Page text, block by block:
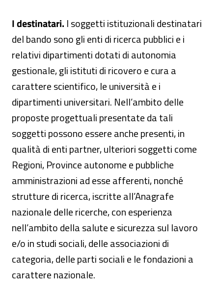
I destinatari. I soggetti istituzionali destinatari
del bando sono gli enti di ricerca pubblici e i
relativi dipartimenti dotati di autonomia
gestionale, gli istituti di ricovero e cura a
carattere scientifico, le università e i
dipartimenti universitari. Nell’ambito delle
proposte progettuali presentate da tali
soggetti possono essere anche presenti, in
qualità di enti partner, ulteriori soggetti come
Regioni, Province autonome e pubbliche
amministrazioni ad esse afferenti, nonché
strutture di ricerca, iscritte all’Anagrafe
nazionale delle ricerche, con esperienza
nell’ambito della salute e sicurezza sul lavoro
e/o in studi sociali, delle associazioni di
categoria, delle parti sociali e le fondazioni a
carattere nazionale.